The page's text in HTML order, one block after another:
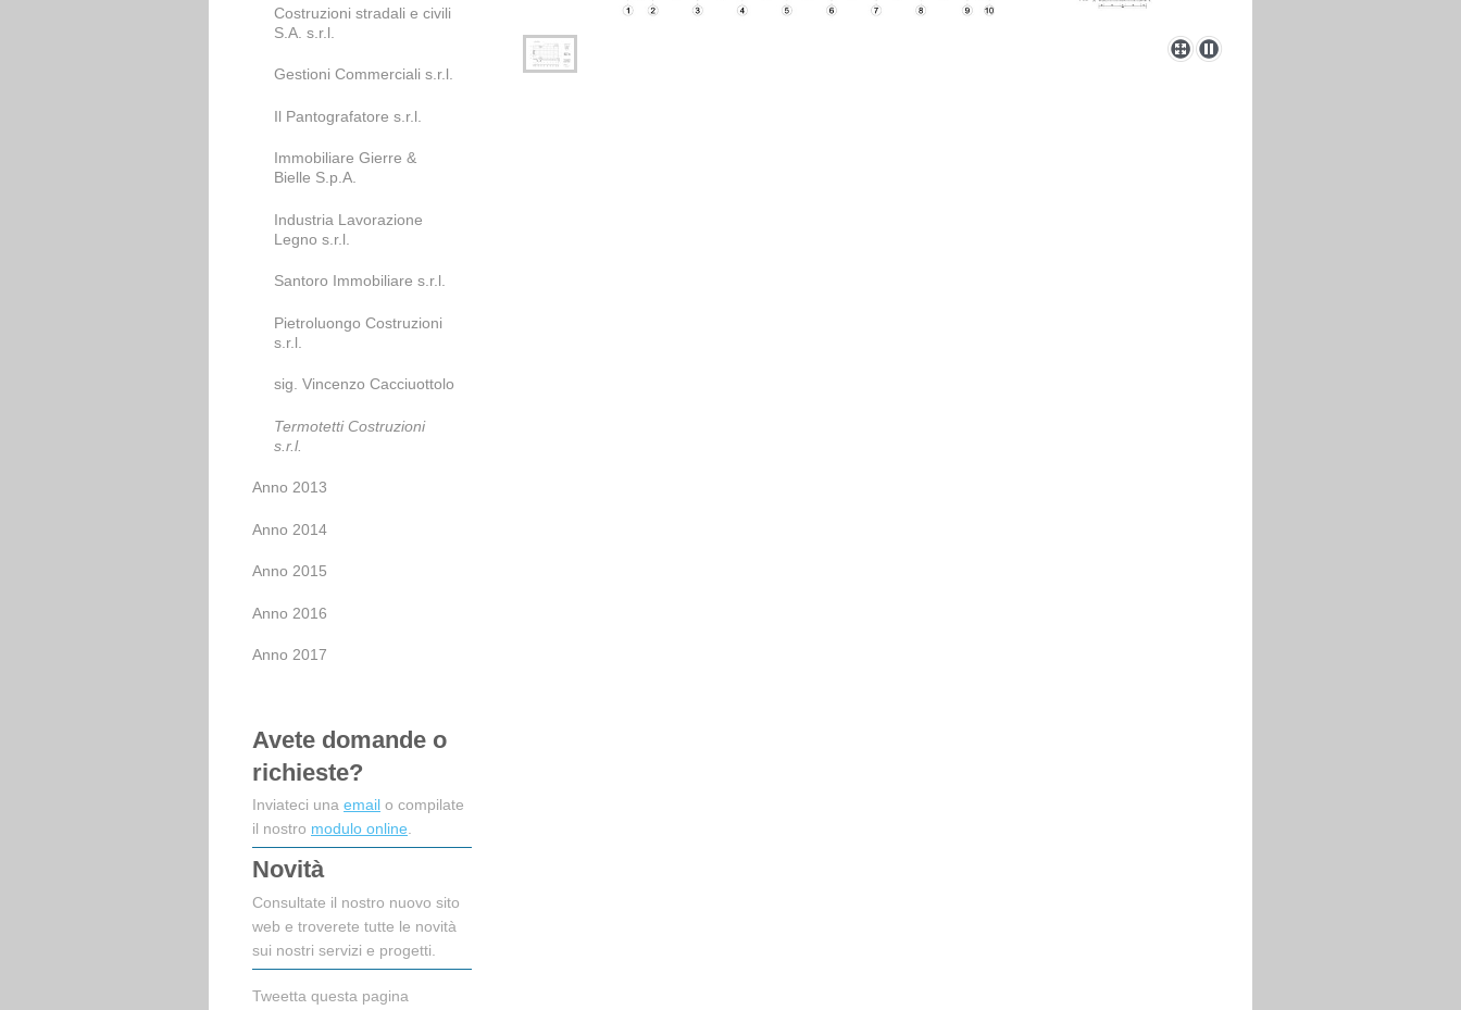
Costruzioni stradali e civili
S.A. s.r.l.
Gestioni Commerciali s.r.l.
Il Pantografatore s.r.l.
Immobiliare Gierre &
Bielle S.p.A.
Industria Lavorazione
Legno s.r.l.
Santoro Immobiliare s.r.l.
Pietroluongo Costruzioni
s.r.l.
sig. Vincenzo Cacciuottolo
Termotetti Costruzioni
s.r.l.
Anno 2013
Anno 2014
Anno 2015
Anno 2016
Anno 2017
Avete domande o
richieste?
Inviateci una email o compilate
il nostro modulo online.
Novità
Consultate il nostro nuovo sito
web e troverete tutte le novità
sui nostri servizi e progetti.
Tweetta questa pagina